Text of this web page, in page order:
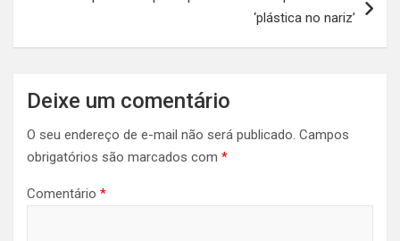
‘plástica no nariz’
Deixe um comentário
O seu endereço de e-mail não será publicado. Campos
obrigatórios são marcados com *
Comentário *